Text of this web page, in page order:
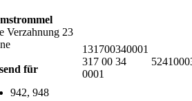
Verzahnung 23
für
942, 948
131700340001
317 00 34
0001